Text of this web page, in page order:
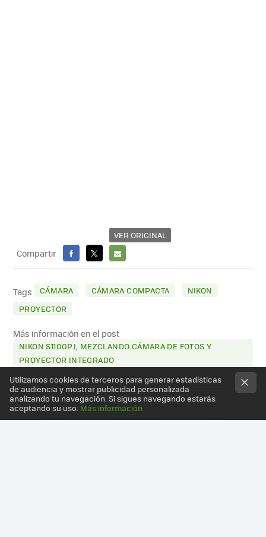
VER ORIGINAL
Compartir
FACEBOOK
X
E-
MAIL
Tags CÁMARA CÁMARA COMPACTA
NIKON
PROYECTOR
Más información en el post
NIKON S1100PJ, MEZCLANDO CÁMARA DE FOTOS Y
PROYECTOR INTEGRADO
Utilizamos cookies de terceros para generar estadísticas
de audiencia y mostrar publicidad personalizada
analizando tu navegación. Si sigues navegando estarás
aceptando su uso. Más información